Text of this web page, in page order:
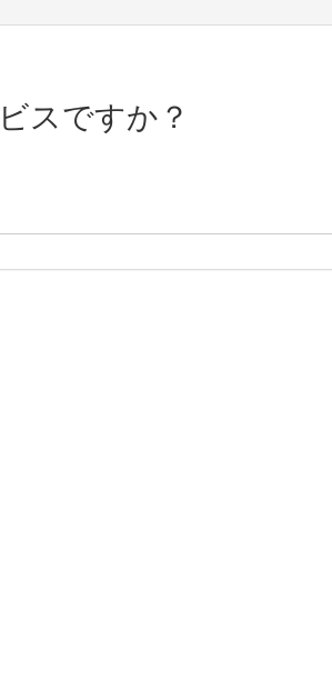
スですか？